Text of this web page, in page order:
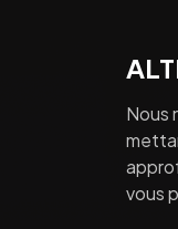
Nous
vous